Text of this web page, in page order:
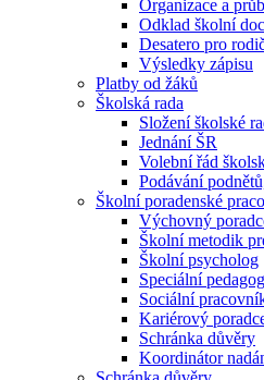
Organizace a
Odklad školní
Desatero pro
Výsledky zápisu
Platby od žáků
Školská rada
Složení školské
Jednání ŠR
Volební řád
Podávání
Školní poradenské
Výchovný
Školní metodik
Školní psycholog
Speciální pedagog
Sociální
Kariérový
Schránka důvěry
Koordinátor